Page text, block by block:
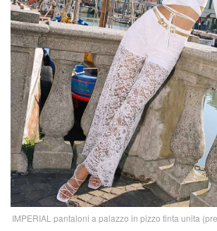
IMPERIAL pantaloni a palazzo in pizzo tinta unita